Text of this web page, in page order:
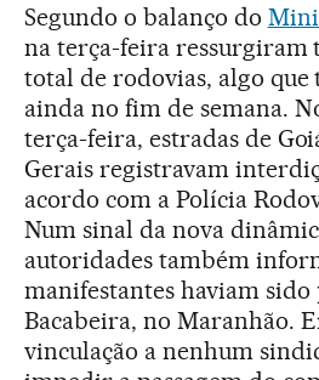
Segundo o balanço do
na terça-feira ressurgiram
total de rodovias, algo que
ainda no fim de semana.
terça-feira, estradas de
Gerais registravam
acordo com a Polícia
Num sinal da nova
autoridades também
manifestantes haviam sido
Bacabeira, no Maranhão.
vinculação a nenhum